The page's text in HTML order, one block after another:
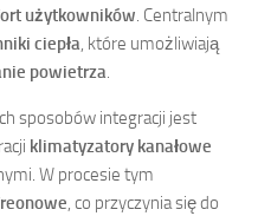
użytkowników. Centralnym
ciepła, które umożliwiają
powietrza.
sposobów integracji jest
klimatyzatory kanałowe
W procesie tym
, co przyczynia się do